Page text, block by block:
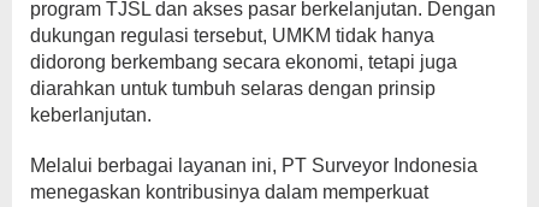
program TJSL dan akses pasar berkelanjutan. Dengan
dukungan regulasi tersebut, UMKM tidak hanya
didorong berkembang secara ekonomi, tetapi juga
diarahkan untuk tumbuh selaras dengan prinsip
keberlanjutan.
Melalui berbagai layanan ini, PT Surveyor Indonesia
menegaskan kontribusinya dalam memperkuat